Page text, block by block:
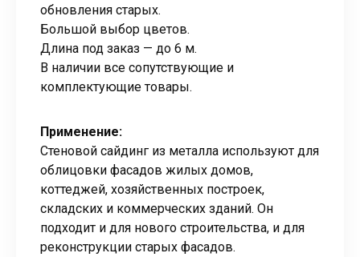
обновления старых.
Большой выбор цветов.
Длина под заказ — до 6 м.
В наличии все сопутствующие и
комплектующие товары.
Применение:
Стеновой сайдинг из металла используют для
облицовки фасадов жилых домов,
коттеджей, хозяйственных построек,
складских и коммерческих зданий. Он
подходит и для нового строительства, и для
реконструкции старых фасадов.